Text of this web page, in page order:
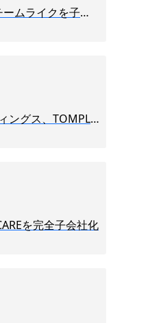
ラクスル、チームライクを子会社化
ERIホールディングス、TOMPLAを子会社化
を完全子会社化